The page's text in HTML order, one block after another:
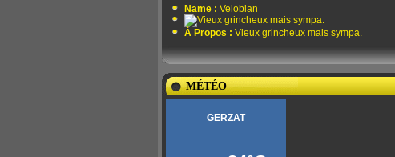
Name : Veloblan
À Propos : Vieux grincheux mais sympa.
MÉTÉO